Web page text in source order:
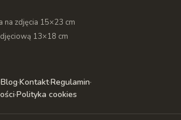
na zdjęcia 15×23 cm
13×18 cm
Blog·Kontakt·Regulamin·
·Polityka cookies